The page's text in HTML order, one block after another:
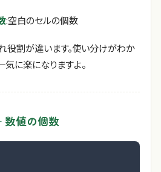
:空白のセルの個数
役割が違います。使い分けがわか
気に楽になりますよ。
値の個数